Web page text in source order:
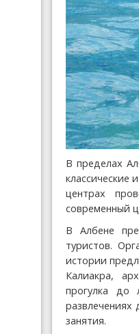
В пределах
классические
центрах
современный
В Албене
туристов.
истории
Калиакра,
прогулка до
развлечениях
занятия.